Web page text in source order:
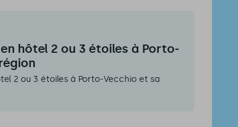
hôtel 2 ou 3 étoiles à Porto-
2 ou 3 étoiles à Porto-Vecchio et sa